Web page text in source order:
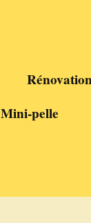
Mini-pelle